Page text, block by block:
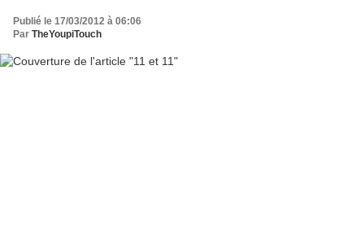
Publié le 17/03/2012 à 06:06
Par TheYoupiTouch